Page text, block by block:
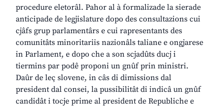
procedure eletorâl. Pahor al à formalizade la sierade
anticipade de legjislature dopo des consultazions cui
cjâfs grup parlamentârs e cui rapresentants des
comunitâts minoritariis nazionâls taliane e ongjarese
in Parlament, e dopo che a son scjadûts ducj i
tiermins par podê proponi un gnûf prin ministri.
Daûr de leç slovene, in câs di dimissions dal
president dal consei, la pussibilitât di indicâ un gnûf
candidât i tocje prime al president de Republiche e